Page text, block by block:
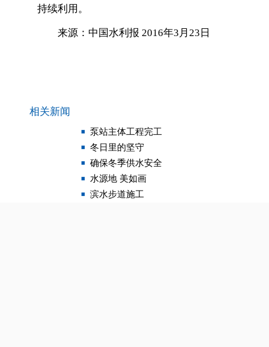
持续利用。
来源：中国水利报 2016年3月23日
相关新闻
泵站主体工程完工
冬日里的坚守
确保冬季供水安全
水源地 美如画
滨水步道施工